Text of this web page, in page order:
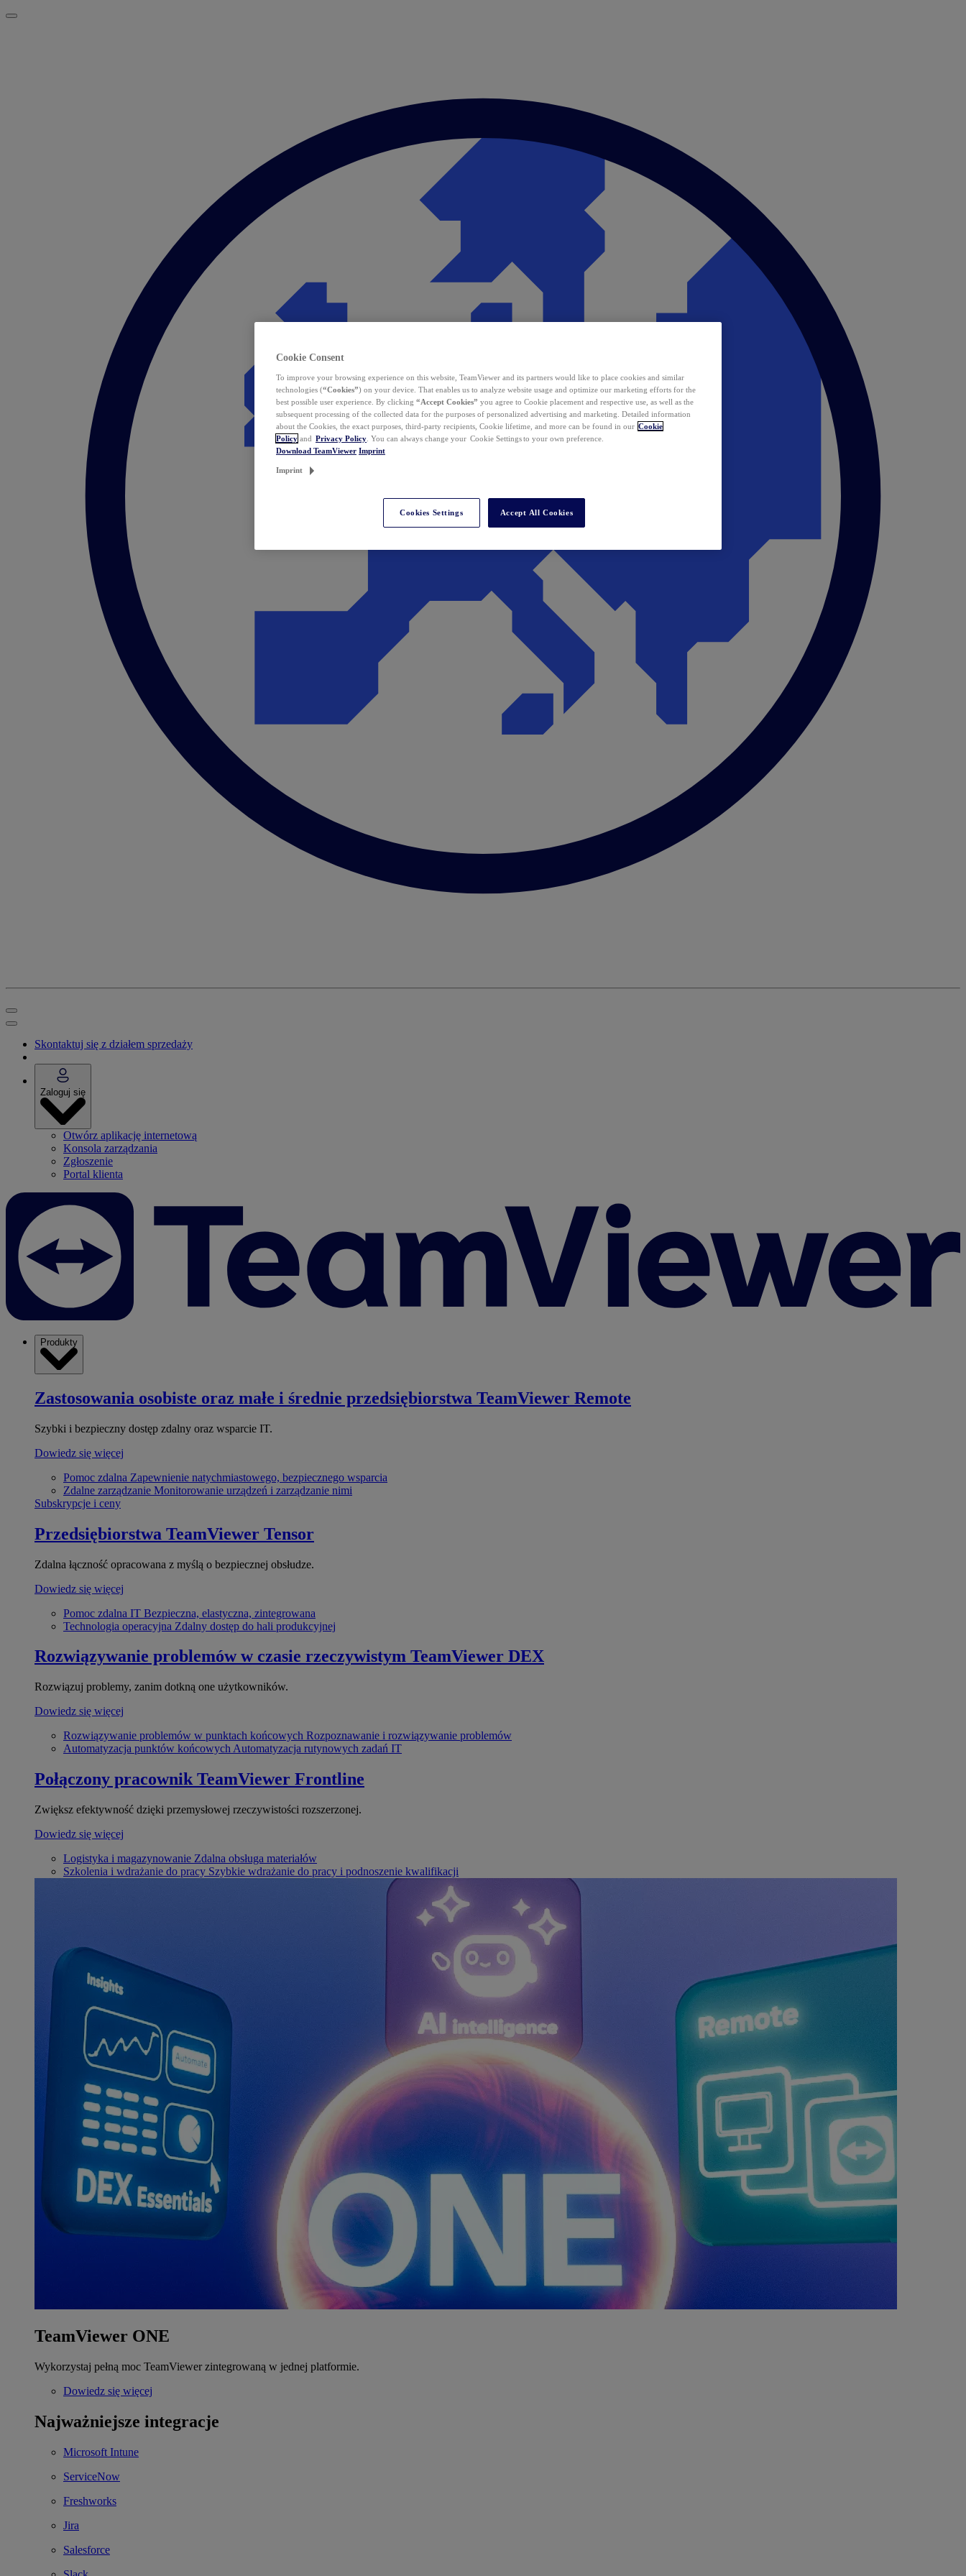
Skontaktuj się z działem sprzedaży
Zaloguj się
Otwórz aplikację internetową
Konsola zarządzania
Zgłoszenie
Portal klienta
Produkty
Zastosowania osobiste oraz małe i średnie przedsiębiorstwa TeamViewer Remote
Szybki i bezpieczny dostęp zdalny oraz wsparcie IT.
Dowiedz się więcej
Pomoc zdalna Zapewnienie natychmiastowego, bezpiecznego wsparcia
Zdalne zarządzanie Monitorowanie urządzeń i zarządzanie nimi
Subskrypcje i ceny
Przedsiębiorstwa TeamViewer Tensor
Zdalna łączność opracowana z myślą o bezpiecznej obsłudze.
Dowiedz się więcej
Pomoc zdalna IT Bezpieczna, elastyczna, zintegrowana
Technologia operacyjna Zdalny dostęp do hali produkcyjnej
Rozwiązywanie problemów w czasie rzeczywistym TeamViewer DEX
Rozwiązuj problemy, zanim dotkną one użytkowników.
Dowiedz się więcej
Rozwiązywanie problemów w punktach końcowych Rozpoznawanie i rozwiązywanie problemów
Automatyzacja punktów końcowych Automatyzacja rutynowych zadań IT
Połączony pracownik TeamViewer Frontline
Zwiększ efektywność dzięki przemysłowej rzeczywistości rozszerzonej.
Dowiedz się więcej
Logistyka i magazynowanie Zdalna obsługa materiałów
Szkolenia i wdrażanie do pracy Szybkie wdrażanie do pracy i podnoszenie kwalifikacji
TeamViewer ONE
Wykorzystaj pełną moc TeamViewer zintegrowaną w jednej platformie.
Dowiedz się więcej
Najważniejsze integracje
Microsoft Intune
ServiceNow
Freshworks
Jira
Salesforce
Cookie Consent
To improve your browsing experience on this website, TeamViewer and its partners would like to place cookies and similar
technologies (“Cookies”) on your device. That enables us to analyze website usage and optimize our marketing efforts for the
best possible user experience. By clicking “Accept Cookies” you agree to Cookie placement and respective use, as well as the
subsequent processing of the collected data for the purposes of personalized advertising and marketing. Detailed information
about the Cookies, the exact purposes, third-party recipients, Cookie lifetime, and more can be found in our Cookie
Policy and Privacy Policy . You can always change your Cookie Settings to your own preference.
Download TeamViewer Imprint
Imprint
Cookies Settings Accept All Cookies